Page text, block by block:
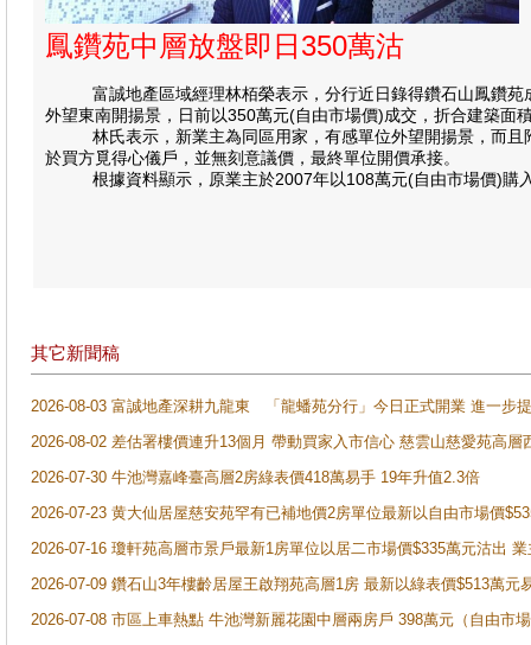
鳳鑽苑中層放盤即日350萬沽
富誠地產區域經理林栢榮表示，分行近日錄得鑽石山鳳鑽苑成
外望東南開揚景，日前以350萬元(自由市場價)成交，折合建築
林氏表示，新業主為同區用家，有感單位外望開揚景，而且附
於買方覓得心儀戶，並無刻意議價，最終單位開價承接。
根據資料顯示，原業主於2007年以108萬元(自由市場價)購入
其它新聞稿
2026-08-03 富誠地產深耕九龍東 「龍蟠苑分行」今日正式開業 進一步
2026-08-02 差估署樓價連升13個月 帶動買家入市信心 慈雲山慈愛苑高層
2026-07-30 牛池灣嘉峰臺高層2房綠表價418萬易手 19年升值2.3倍
2026-07-23 黄大仙居屋慈安苑罕有已補地價2房單位最新以自由市場價
2026-07-16 瓊軒苑高層市景戶最新1房單位以居二市場價$335萬元沽出
2026-07-09 鑽石山3年樓齡居屋王啟翔苑高層1房 最新以綠表價$513萬元
2026-07-08 市區上車熱點 牛池灣新麗花園中層兩房戶 398萬元（自由市